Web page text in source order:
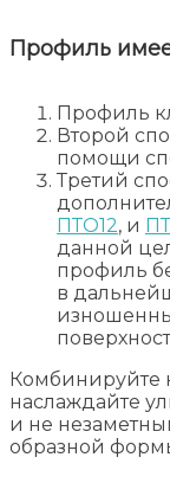
Профиль
Профиль
Второй
помощи
Третий
ПТО12, и
данной
профиль
в
Комбинируйте
наслаждайте
и не
образной